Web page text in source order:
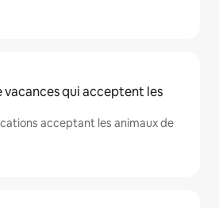
vacances qui acceptent les
acceptant les animaux de